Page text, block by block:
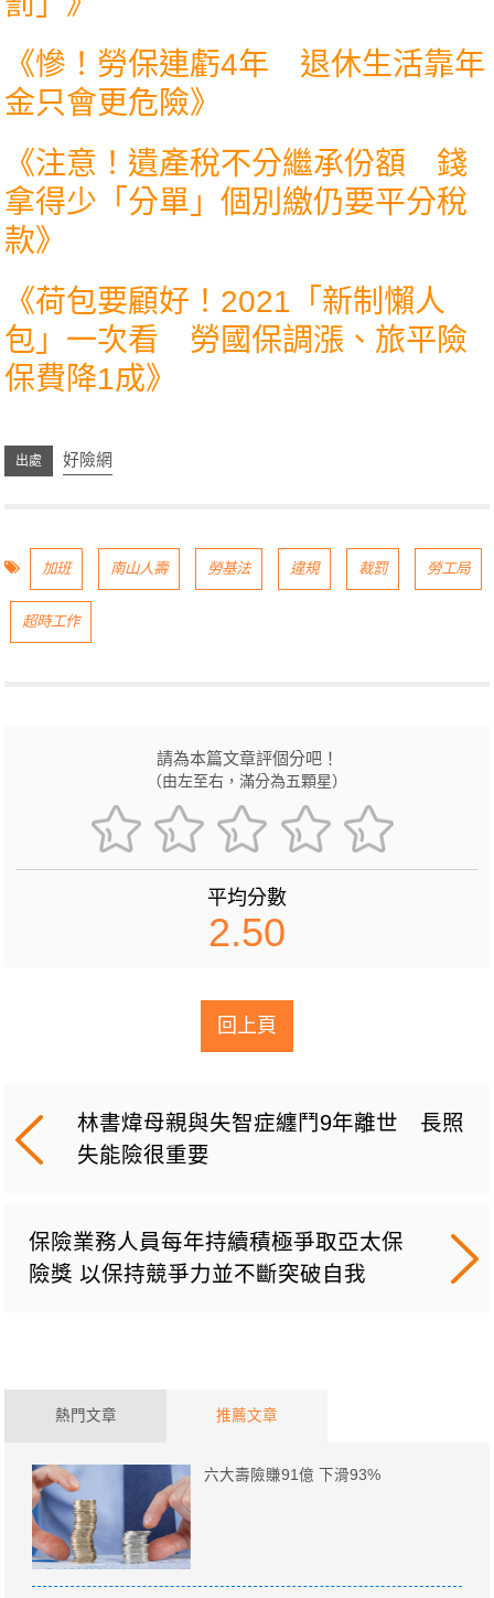
《慘！勞保連虧4年 退休生活靠年
金只會更危險》
《注意！遺產稅不分繼承份額 錢
拿得少「分單」個別繳仍要平分稅
款》
《荷包要顧好！2021「新制懶人
包」一次看 勞國保調漲、旅平險
保費降1成》
好險網
加班 南山人壽 勞基法 違規 裁罰 勞工局
超時工作
請為本篇文章評個分吧！
（由左至右，滿分為五顆星）
平均分數
2.50
回上頁
林書煒母親與失智症纏鬥9年離世 長照
失能險很重要
保險業務人員每年持續積極爭取亞太保
險獎 以保持競爭力並不斷突破自我
熱門文章 推薦文章
六大壽險賺91億 下滑93%